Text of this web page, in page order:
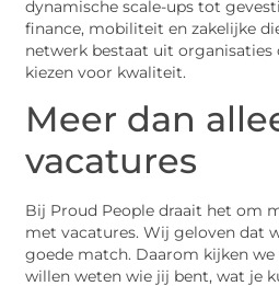
dynamische scale-ups tot
finance, mobiliteit en zakelijke
netwerk bestaat uit
kiezen voor kwaliteit.
Meer dan
vacatures
Bij Proud People draait het om
met vacatures. Wij geloven dat
goede match. Daarom kijken we
willen weten wie jij bent, wat je